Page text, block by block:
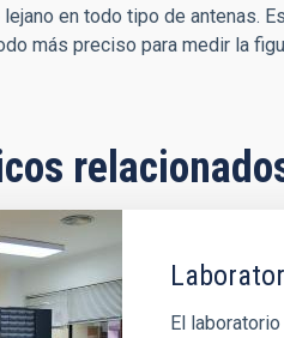
en todo tipo de antenas.
más preciso para medir la
El